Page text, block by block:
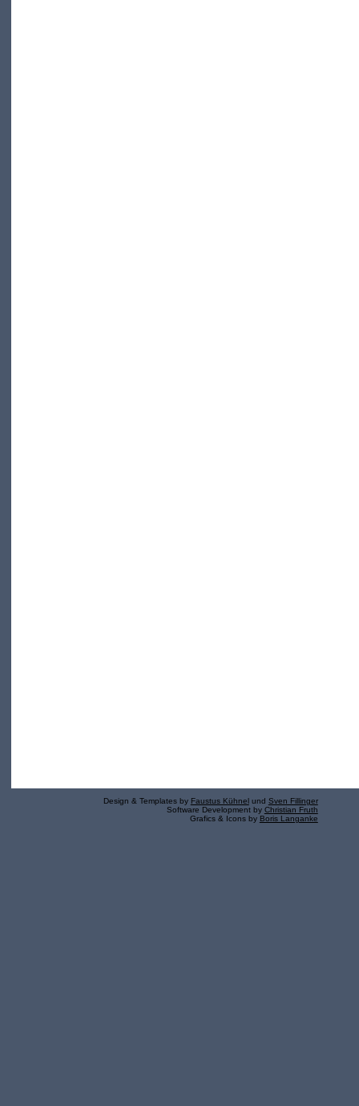
Design & Templates by Faustus Kühnel und Sven Fillinger
Software Development by Christian Fruth
Grafics & Icons by Boris Langanke